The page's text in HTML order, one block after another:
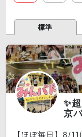
標準
✨
京
【ほぼ毎日】8/